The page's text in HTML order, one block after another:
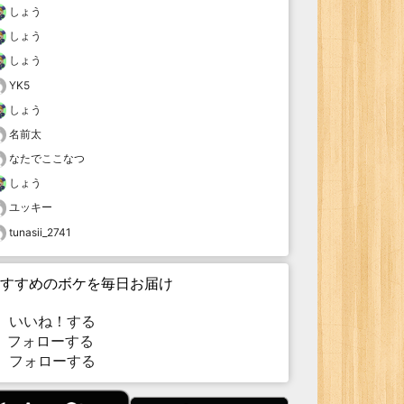
しょう
しょう
しょう
YK5
しょう
名前太
なたでここなつ
しょう
ユッキー
tunasii_2741
すめのボケを毎日お届け
いいね！する
ォローする
フォローする